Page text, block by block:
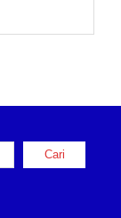
Cari